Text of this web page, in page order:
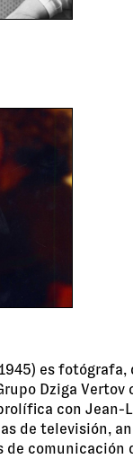
es
Dziga
con Jean-
de televisión,
de comunicación